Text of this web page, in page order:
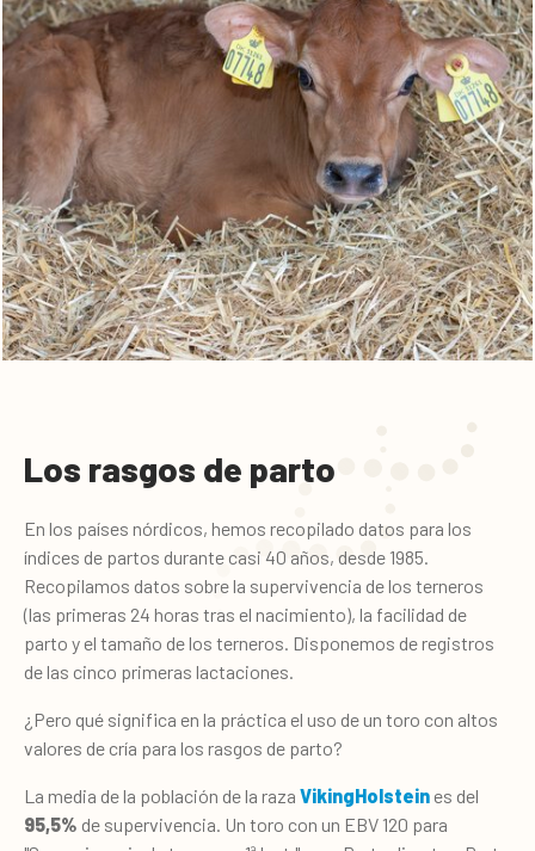
Los rasgos de parto
En los países nórdicos, hemos recopilado datos para los
índices de partos durante casi 40 años, desde 1985.
Recopilamos datos sobre la supervivencia de los terneros
(las primeras 24 horas tras el nacimiento), la facilidad de
parto y el tamaño de los terneros. Disponemos de registros
de las cinco primeras lactaciones.
¿Pero qué significa en la práctica el uso de un toro con altos
valores de cría para los rasgos de parto?
La media de la población de la raza VikingHolstein es del
95,5% de supervivencia. Un toro con un EBV 120 para